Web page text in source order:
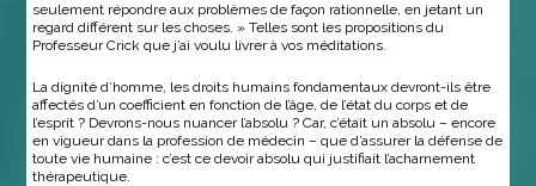
seulement répondre aux problèmes de façon rationnelle, en jetant un
regard différent sur les choses. » Telles sont les propositions du
Professeur Crick que j’ai voulu livrer à vos méditations.
La dignité d’homme, les droits humains fondamentaux devront-ils être
affectés d’un coefficient en fonction de l’âge, de l’état du corps et de
l’esprit ? Devrons-nous nuancer l’absolu ? Car, c’était un absolu – encore
en vigueur dans la profession de médecin – que d’assurer la défense de
toute vie humaine : c’est ce devoir absolu qui justifiait l’acharnement
thérapeutique.